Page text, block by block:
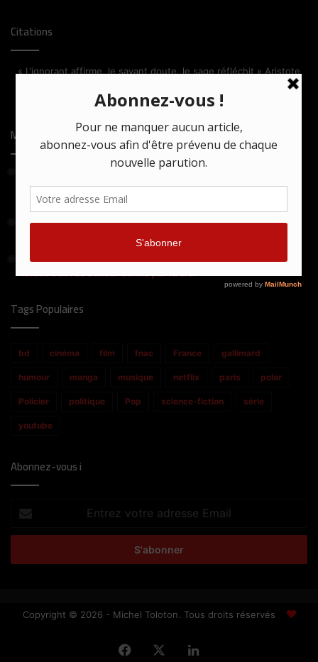
Citations
« L’ignorant affirme, le savant doute, le sage réfléchit » Aristote
Facebook
X Linkedin
Most Viewed Posts
Comment la série turque Bir Baskadir confronte tradition et
monde moderne
25 avril 2024
Death Game : la rédemption ou la mort !
16 juin 2020
Knock Out ! Le boxeur sonné par la vie.
Tags Populaires
bd cinéma film fnac France gallimard
humour manga musique netflix paris polar
Policier politique Pop science-fiction série
youtube
Abonnez-vous i
adresse
Copyright © 2026 - Michel Toloton. Tous droits réservés
Facebook Linkedin